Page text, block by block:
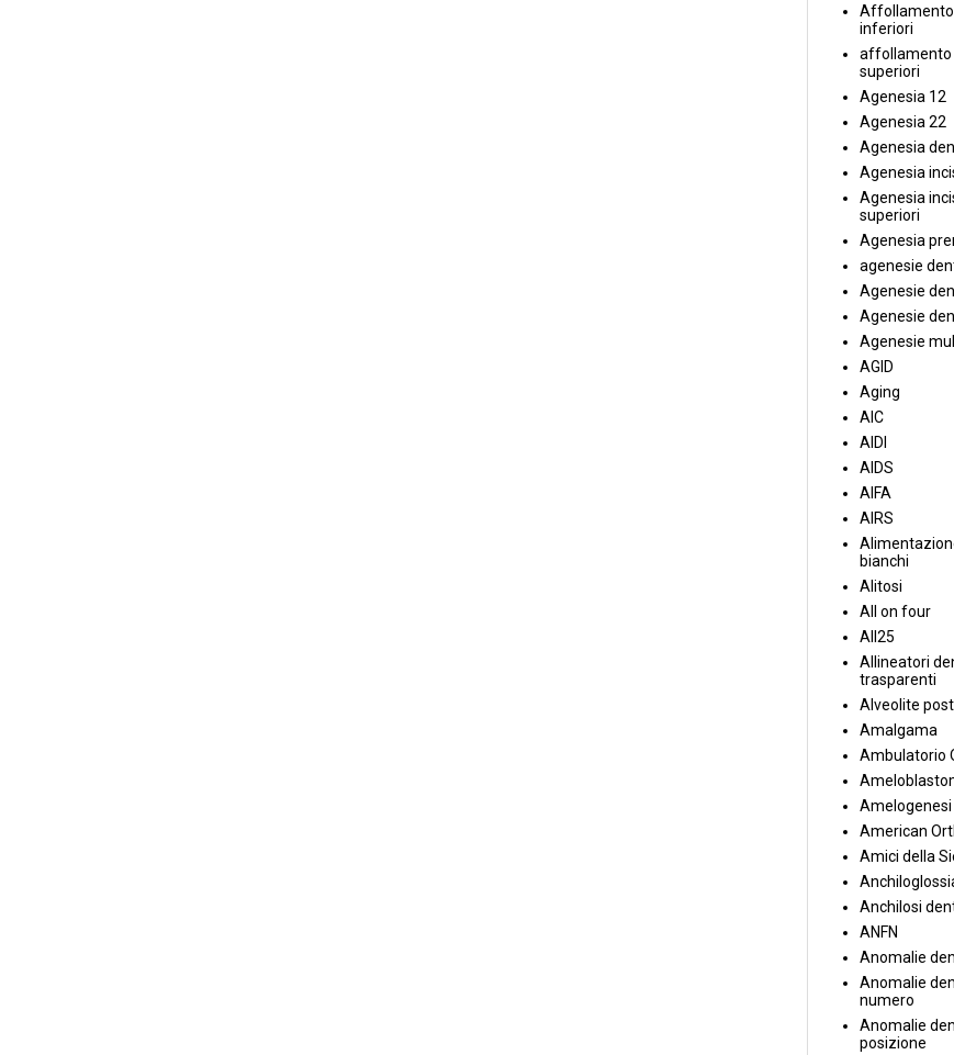
Affollamento
inferiori
affollamento
superiori
Agenesia 12
Agenesia 22
Agenesia
Agenesia
Agenesia
superiori
Agenesia
agenesie
Agenesie
Agenesie
Agenesie
AGID
Aging
AIC
AIDI
AIDS
AIFA
AIRS
bianchi
Alitosi
All on four
All25
Allineatori
trasparenti
Alveolite
Amalgama
Ambulatorio
American
Amici della
Anchilosi
ANFN
Anomalie
Anomalie
numero
Anomalie
posizione